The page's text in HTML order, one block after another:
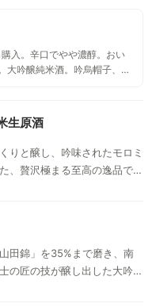
入。辛口でやや濃醇。おい
生原酒
りと醸し、吟味されたモロミ
、贅沢極まる至高の逸品で
田錦」を35%まで磨き、南
の匠の技が醸し出した大吟醸